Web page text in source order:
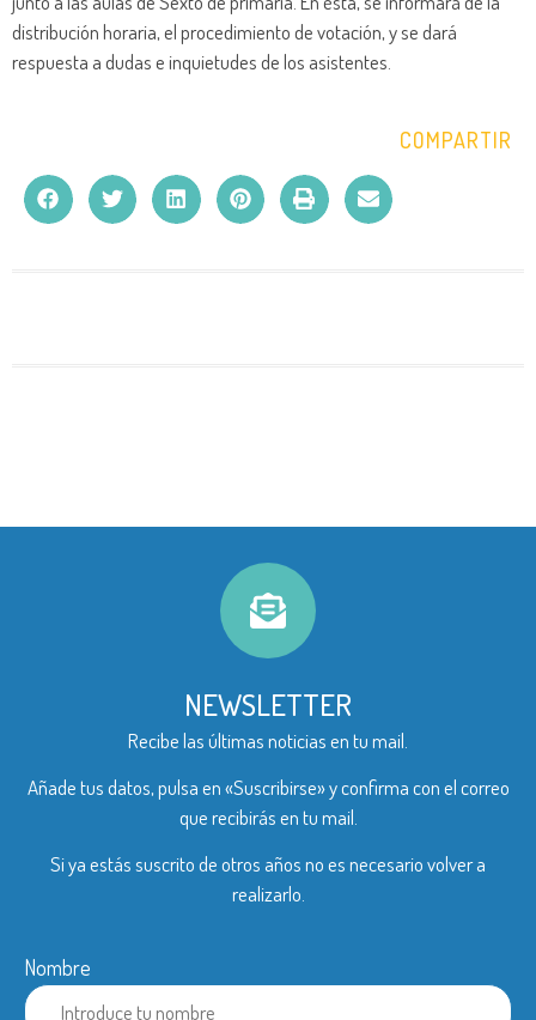
distribución horaria, el procedimiento de votación, y se dará
respuesta a dudas e inquietudes de los asistentes.
COMPARTIR
NEWSLETTER
Recibe las últimas noticias en tu mail.
Añade tus datos, pulsa en «Suscribirse» y confirma con el correo
que recibirás en tu mail.
Si ya estás suscrito de otros años no es necesario volver a
realizarlo.
Nombre